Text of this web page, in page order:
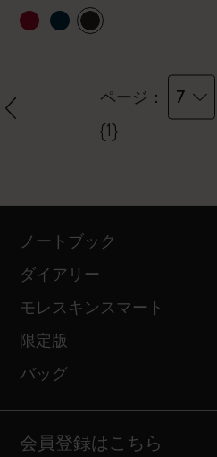
ページ： 7
{1}
ノートブック
ダイアリー
モレスキンスマート
限定版
バッグ
会員登録はこちら